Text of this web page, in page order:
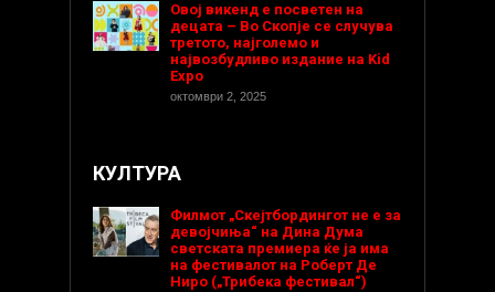
Овој викенд е посветен на
децата – Во Скопје се случува
третото, најголемо и
највозбудливо издание на Kid
Expo
октомври 2, 2025
КУЛТУРА
Филмот „Скејтбордингот не е за
девојчиња“ на Дина Дума
светската премиера ќе ја има
на фестивалот на Роберт Де
Ниро („Трибека фестивал“)